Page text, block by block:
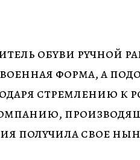
обуви ручной
форма, а
стремлению к
получила свое